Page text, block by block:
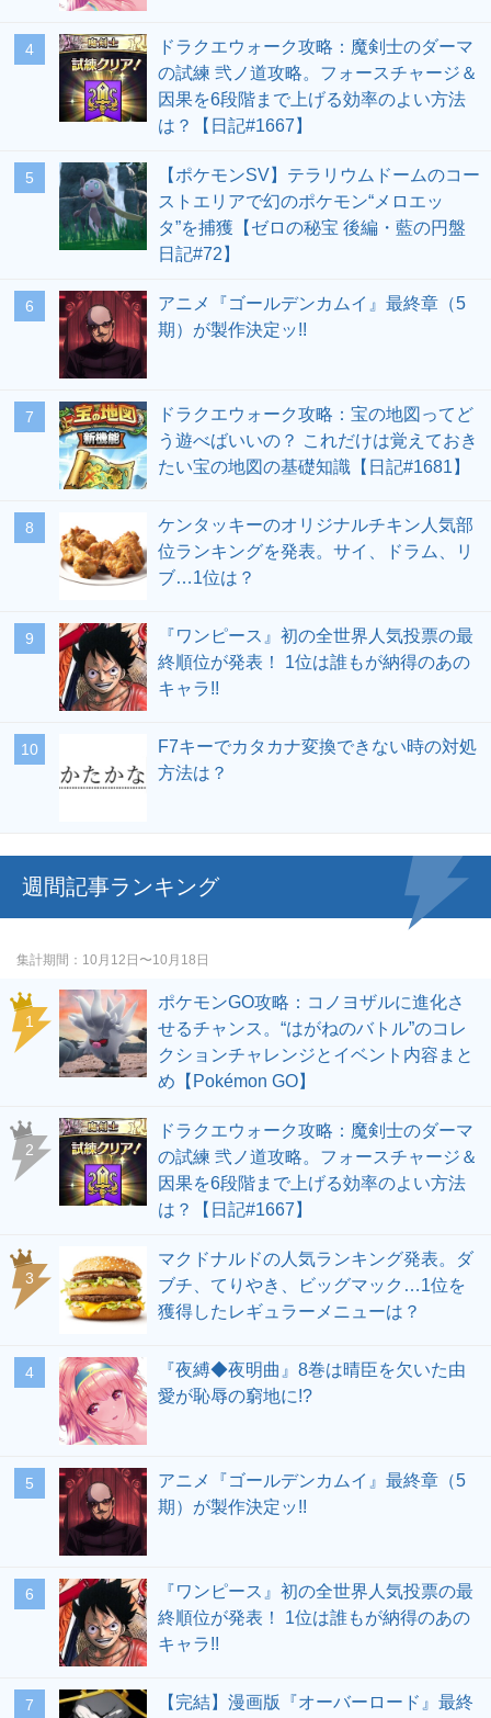
ドラクエウォーク攻略：魔剣士のダーマ
の試練 弐ノ道攻略。フォースチャージ＆
因果を6段階まで上げる効率のよい方法
は？【日記#1667】
【ポケモンSV】テラリウムドームのコー
ストエリアで幻のポケモン“メロエッ
タ”を捕獲【ゼロの秘宝 後編・藍の円盤
日記#72】
アニメ『ゴールデンカムイ』最終章（5
期）が製作決定ッ!!
ドラクエウォーク攻略：宝の地図ってど
う遊べばいいの？ これだけは覚えておき
たい宝の地図の基礎知識【日記#1681】
ケンタッキーのオリジナルチキン人気部
位ランキングを発表。サイ、ドラム、リ
ブ…1位は？
『ワンピース』初の全世界人気投票の最
終順位が発表！ 1位は誰もが納得のあの
キャラ!!
F7キーでカタカナ変換できない時の対処
方法は？
週間記事ランキング
集計期間 10月12日〜10月18日
ポケモンGO攻略：コノヨザルに進化さ
せるチャンス。“はがねのバトル”のコレ
クションチャレンジとイベント内容まと
め【Pokémon GO】
ドラクエウォーク攻略：魔剣士のダーマ
の試練 弐ノ道攻略。フォースチャージ＆
因果を6段階まで上げる効率のよい方法
は？【日記#1667】
マクドナルドの人気ランキング発表。ダ
ブチ、てりやき、ビッグマック…1位を
獲得したレギュラーメニューは？
『夜縛◆夜明曲』8巻は晴臣を欠いた由
愛が恥辱の窮地に!?
アニメ『ゴールデンカムイ』最終章（5
期）が製作決定ッ!!
『ワンピース』初の全世界人気投票の最
終順位が発表！ 1位は誰もが納得のあの
キャラ!!
【完結】漫画版『オーバーロード』最終